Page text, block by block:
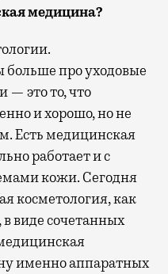
медицина?
больше про уходовые
— это то, что
и хорошо, но не
Есть медицинская
работает и с
кожи. Сегодня
косметология, как
виде сочетанных
именно аппаратных